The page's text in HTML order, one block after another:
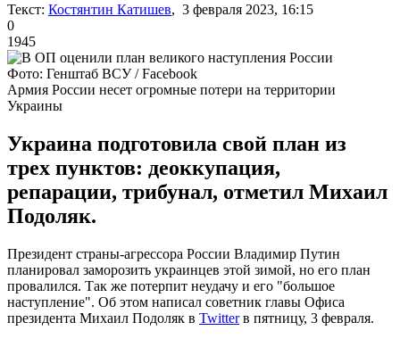
Текст: Костянтин Катишев, 3 февраля 2023, 16:15
0
1945
Фото: Генштаб ВСУ / Facebook
Армия России несет огромные потери на территории
Украины
Украина подготовила свой план из
трех пунктов: деоккупация,
репарации, трибунал, отметил Михаил
Подоляк.
Президент страны-агрессора России Владимир Путин
планировал заморозить украинцев этой зимой, но его план
провалился. Так же потерпит неудачу и его "большое
наступление". Об этом написал советник главы Офиса
президента Михаил Подоляк в Twitterв пятницу, 3 февраля.